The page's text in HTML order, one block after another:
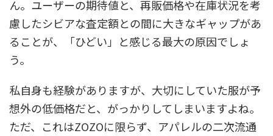
ん。ユーザーの期待値と、再販価格や在庫状況を考
慮したシビアな査定額との間に大きなギャップがあ
ることが、「ひどい」と感じる最大の原因でしょ
う。
私自身も経験がありますが、大切にしていた服が予
想外の低価格だと、がっかりしてしまいますよね。
ただ、これはZOZOに限らず、アパレルの二次流通